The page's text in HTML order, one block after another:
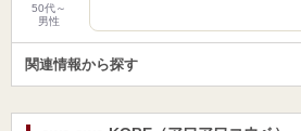
50代～
男性
関連情報から探す